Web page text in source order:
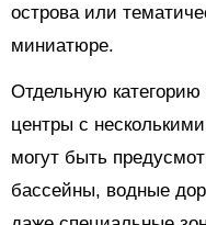
острова или
миниатюре.
Отдельную
центры с
могут быть
бассейны, водные